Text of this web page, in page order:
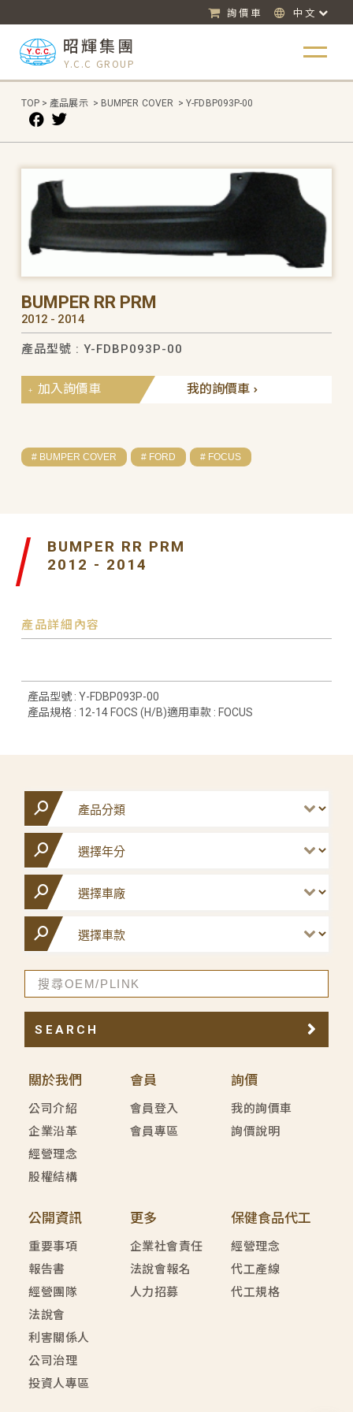
詢價車 中文
昭輝集團
Y.C.C GROUP
TOP > 產品展示 > BUMPER COVER > Y-FDBP093P-00
BUMPER RR PRM
2012 - 2014
產品型號 : Y-FDBP093P-00
我的詢價車
加入詢價車
# BUMPER COVER # FORD # FOCUS
BUMPER RR PRM
2012 - 2014
產品詳細內容
產品型號 : Y-FDBP093P-00
產品規格 : 12-14 FOCS (H/B)適用車款 : FOCUS
關於我們
公司介紹
企業沿革
經營理念
股權結構
會員
會員登入
會員專區
詢價
我的詢價車
詢價說明
公開資訊
重要事項
報告書
經營團隊
法說會
利害關係人
公司治理
投資人專區
更多
企業社會責任
法說會報名
人力招募
保健食品代工
經營理念
代工產線
代工規格
SEARCH